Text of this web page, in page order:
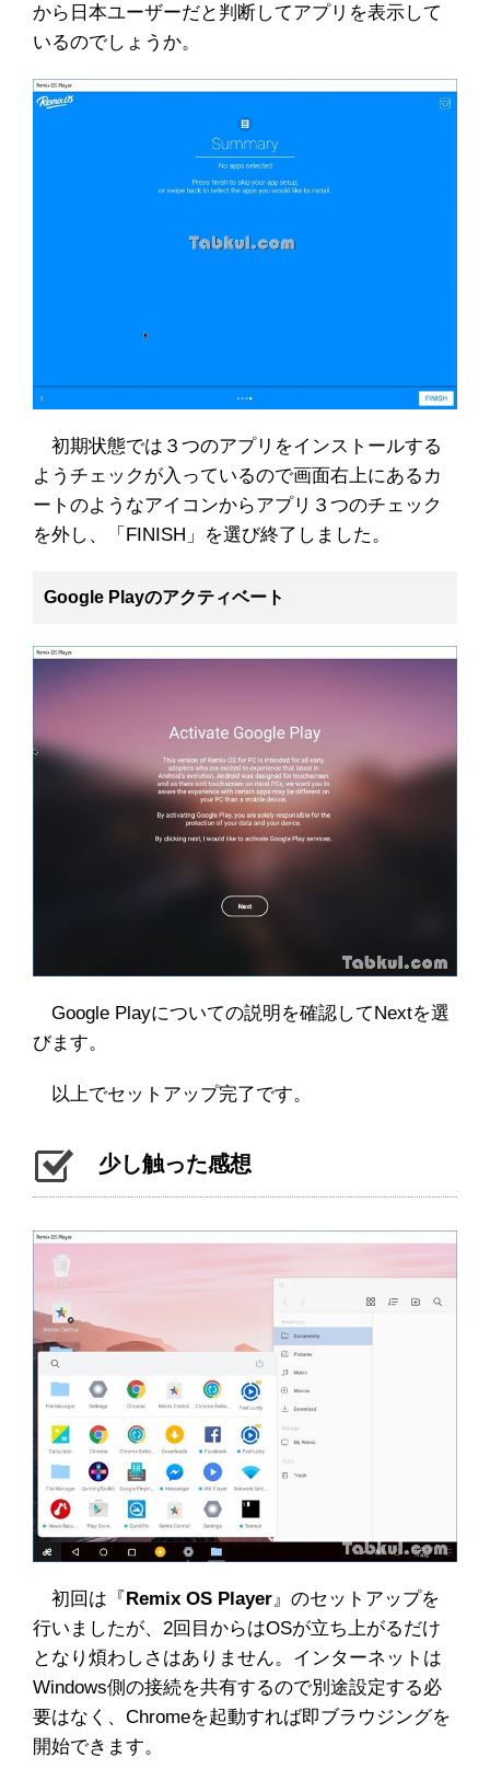
から日本ユーザーだと判断してアプリを表示して
いるのでしょうか。
初期状態では３つのアプリをインストールする
ようチェックが入っているので画面右上にあるカ
ートのようなアイコンからアプリ３つのチェック
を外し、「FINISH」を選び終了しました。
Google Playのアクティベート
Google Playについての説明を確認してNextを選
びます。
以上でセットアップ完了です。
少し触った感想
初回は『Remix OS Player 』のセットアップを
行いましたが、2回目からはOSが立ち上がるだけ
となり煩わしさはありません。インターネットは
Windows側の接続を共有するので別途設定する必
要はなく、Chromeを起動すれば即ブラウジングを
開始できます。